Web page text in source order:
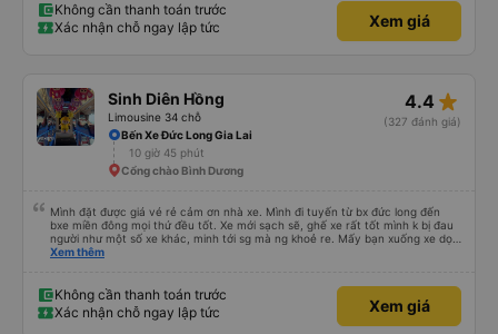
Không cần thanh toán trước
Xác nhận chỗ ngay lập tức
Xem giá
Sinh Diên Hồng
Limousine 34 chỗ
4.4 star_rate
(327 đánh giá)
Bến Xe Đức Long Gia Lai
10 giờ 45 phút
Cổng chào Bình Dương
Mình đặt được giá vé rẻ cảm ơn nhà xe. Mình đi tuyến từ bx đức long đến
bxe miền đông mọi thứ đều tốt. Xe mới sạch sẽ, ghế xe rất tốt mình k bị đau
người như một số xe khác, minh tới sg mà ng khoẻ re. Mấy bạn xuống xe dọc
đg để ý xíu là ổn.
Xem thêm
Không cần thanh toán trước
Xác nhận chỗ ngay lập tức
Xem giá